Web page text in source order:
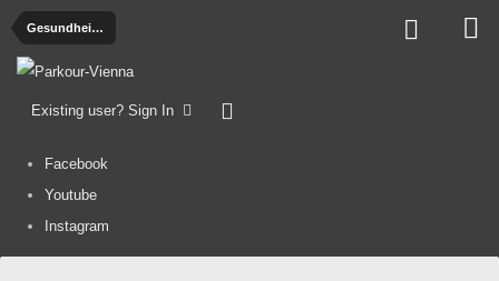
Gesundheit, Ernährung und Verletzungen
Existing user? Sign In
Facebook
Youtube
Instagram